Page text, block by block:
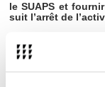
le SUAPS et
suit l’arrêt de
Pas de